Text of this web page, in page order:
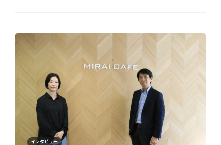
インタビュー